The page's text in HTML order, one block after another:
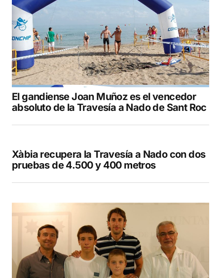
El gandiense Joan Muñoz es el vencedor
absoluto de la Travesía a Nado de Sant Roc
Xàbia recupera la Travesía a Nado con dos
pruebas de 4.500 y 400 metros